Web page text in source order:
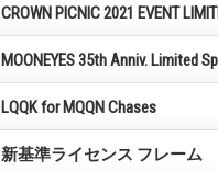
CROWN PICNIC 2021 EVENT
MOONEYES 35th Anniv. Limited
LQQK for MQQN Chases
新基準ライセンス フレーム